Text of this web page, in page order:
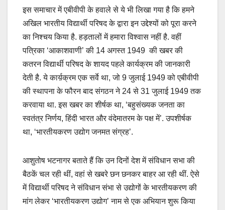
इस समाचार में एबीवीपी के हवाले से ये भी लिखा गया है कि हमने
अखिल भारतीय विद्यार्थी परिषद के द्वारा इन उद्देश्यों को पूरा करने
का निश्चय किया है. हड़तालों में हमारा विश्वास नहीं है. वहीं
पत्रिका ‘आकाशवाणी’ की 14 अगस्त 1949 की खबर की
कतरन विद्यार्थी परिषद के शायद पहले कार्यक्रम की जानकारी
देती है. ये कार्य़क्रम एक सर्वे था, जो 9 जुलाई 1949 को एबीवीपी
की स्थापना के फौरन बाद संगठन ने 24 से 31 जुलाई 1949 तक
करवाया था. इस खबर का शीर्षक था, ‘बहुसंख्यक जनता का
स्वतंत्र निर्णय, हिंदी भारत और वंदेमातरम के पक्ष में’. उपशीर्षक
था, ‘भारतीयकरण उद्योग जनमत संग्रह’.
आशुतोष भटनागर बताते हैं कि उन दिनों देश में संविधान सभा की
बैठकें चल रही थीं, वहां से खबरे छन छनकर बाहर आ रही थीं. ऐसे
में विद्यार्थी परिषद ने संविधान संभा से उद्योगों के भारतीयकरण की
मांग लेकर ‘भारतीयकरण उद्योग’ नाम से एक अभियान शुरू किया